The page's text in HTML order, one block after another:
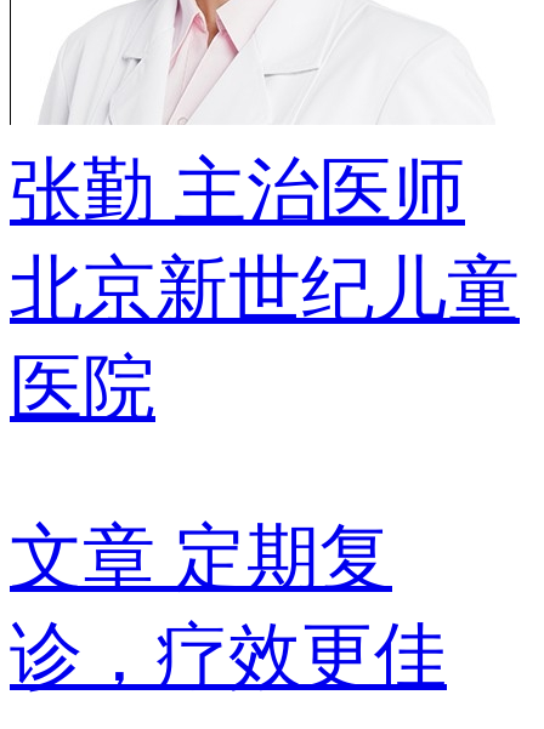
张勤 主治医师
北京新世纪儿童
医院
文章 定期复
诊，疗效更佳